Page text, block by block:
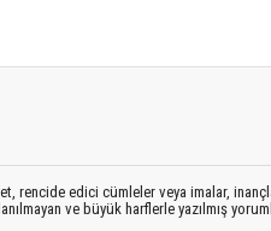
rencide edici cümleler veya imalar,
ve büyük harflerle yazılmış